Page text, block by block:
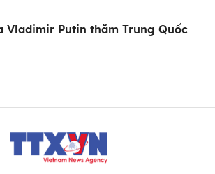
Vladimir Putin thăm Trung Quốc